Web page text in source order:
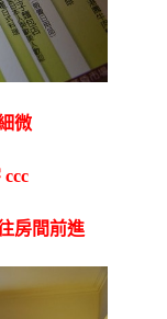
微
房間前進